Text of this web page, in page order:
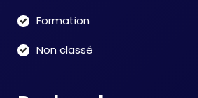
Formation
Non classé